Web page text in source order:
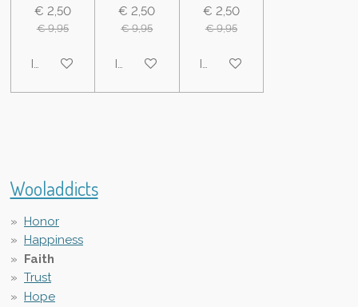
€ 2,50
€ 9,95
In winkelwagen
€ 2,50
€ 9,95
In winkelwagen
€ 2,50
€ 9,95
In winkelwagen
Wooladdicts
Honor
Happiness
Faith
Trust
Hope